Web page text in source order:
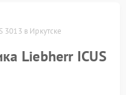
3013 в Иркутске
Liebherr ICUS